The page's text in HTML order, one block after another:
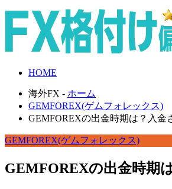
HOME
海外FX - ホーム
GEMFOREX(ゲムフォレックス)
GEMFOREXの出金時期は？入金
GEMFOREX(ゲムフォレックス)
GEMFOREXの出金時期